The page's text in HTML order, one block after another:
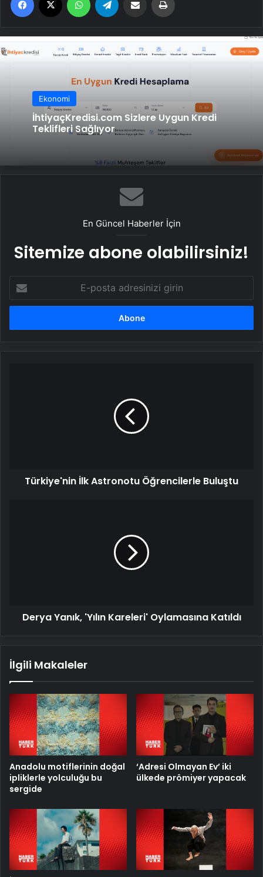
Ekonomi
İhtiyaçKredisi.com Sizlere Uygun Kredi
Teklifleri Sağlıyor
En Güncel Haberler İçin
Sitemize abone olabilirsiniz!
posta
adresinizi
Türkiye'nin İlk Astronotu Öğrencilerle Buluştu
Derya Yanık, 'Yılın Kareleri' Oylamasına Katıldı
İlgili Makaleler
Anadolu motiflerinin doğal
ipliklerle yolculuğu bu
sergide
‘Adresi Olmayan Ev’ iki
ülkede prömiyer yapacak